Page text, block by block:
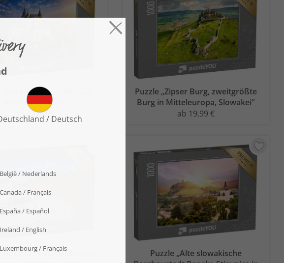
„Burg Bojnice, UNESCO-
Weltkulturerbe“
ab 19,99 €
Puzzle „Zipser Burg, zweitgrößte
Burg in Mitteleuropa, Slowakei“
ab 19,99 €
von Bratislava,
Puzzle „Alte slowakische